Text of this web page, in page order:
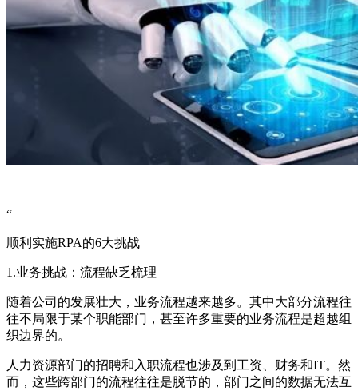
“
顺利实施RPA的6大挑战
1.业务挑战：流程缺乏梳理
随着公司的发展壮大，业务流程越来越多。其中大部分流程往
往不局限于某个职能部门，甚至许多重要的业务流程是超越组
织边界的。
人力资源部门的招聘和入职流程也涉及到工资、财务和IT。然
而，这些跨部门的流程往往是脱节的，部门之间的数据无法互